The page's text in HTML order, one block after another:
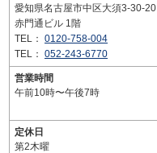
愛知県名古屋市中区大須3-30-20
赤門通ビル 1階
TEL： 0120-758-004
TEL： 052-243-6770
営業時間
午前10時〜午後7時
定休日
第2木曜